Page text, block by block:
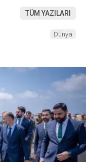
TÜM YAZILARI
Dünya